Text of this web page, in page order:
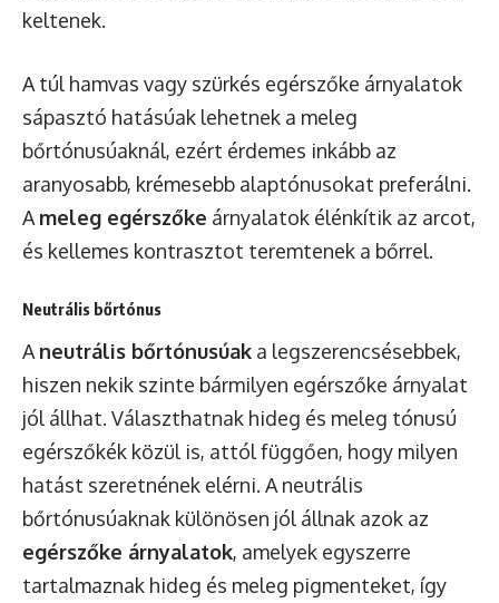
keltenek.
A túl hamvas vagy szürkés egérszőke árnyalatok
sápasztó hatásúak lehetnek a meleg
bőrtónusúaknál, ezért érdemes inkább az
aranyosabb, krémesebb alaptónusokat preferálni.
A meleg egérszőke árnyalatok élénkítik az arcot,
és kellemes kontrasztot teremtenek a bőrrel.
Neutrális bőrtónus
A neutrális bőrtónusúak a legszerencsésebbek,
hiszen nekik szinte bármilyen egérszőke árnyalat
jól állhat. Választhatnak hideg és meleg tónusú
egérszőkék közül is, attól függően, hogy milyen
hatást szeretnének elérni. A neutrális
bőrtónusúaknak különösen jól állnak azok az
egérszőke árnyalatok, amelyek egyszerre
tartalmaznak hideg és meleg pigmenteket, így